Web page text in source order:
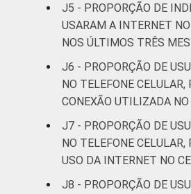
SM até 3 SM
Mais de 3
SM até 5 SM
Mais de 5
SM até 10
SM
Mais de 10
SM
J5 - PROPORÇÃO DE
USARAM A INTERNET
NOS ÚLTIMOS TRÊS
J6 - PROPORÇÃO DE
NO TELEFONE
CONEXÃO UTILIZADA NO
J7 - PROPORÇÃO DE
NO TELEFONE CELULAR,
USO DA INTERNET NO
J8 - PROPORÇÃO DE